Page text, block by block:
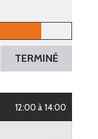
TERMINÉ
12:00 à 14:00